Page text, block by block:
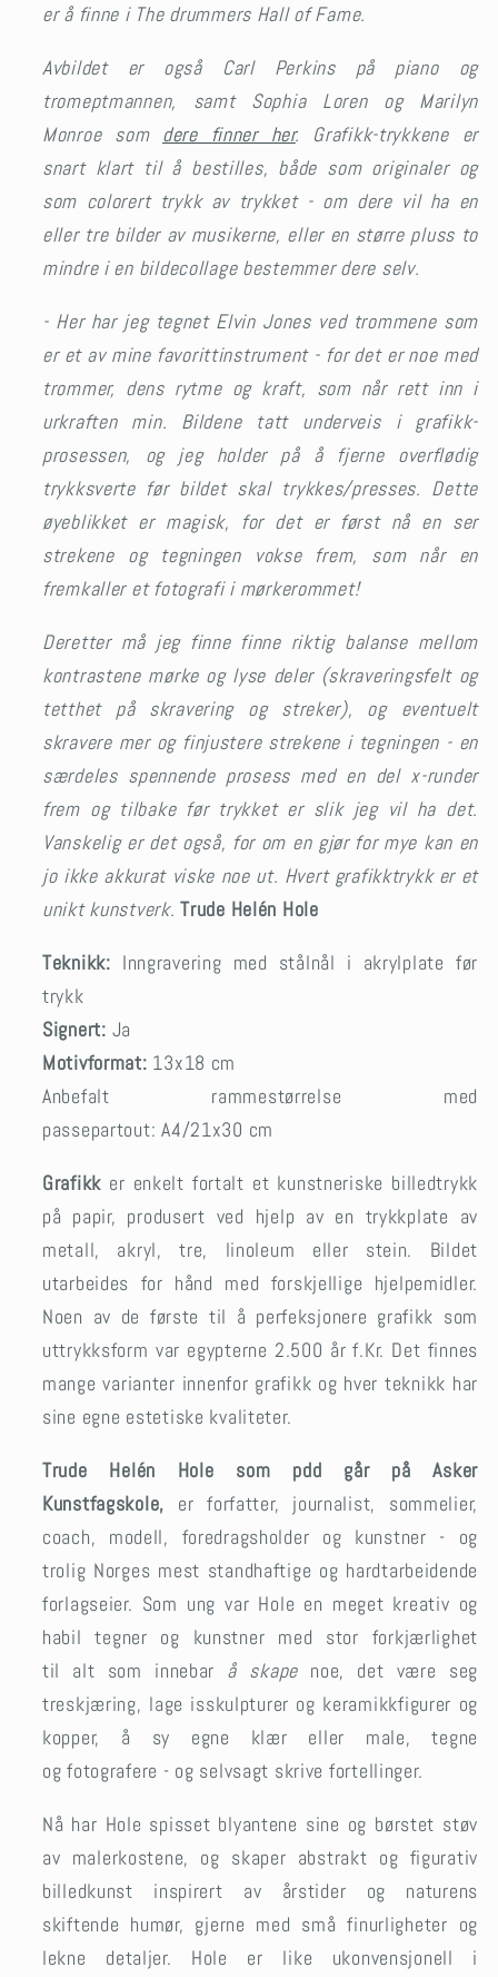
er å finne i The drummers Hall of Fame.
Avbildet er også Carl Perkins på piano og
tromeptmannen, samt Sophia Loren og Marilyn
Monroe som dere finner her. Grafikk-trykkeneer
snart klart til å bestilles, både som originaler og
som colorert trykk av trykket - om dere vil ha en
eller tre bilder av musikerne, eller en større pluss to
mindre i en bildecollage bestemmer dere selv.
- Her har jeg tegnet Elvin Jones ved trommene som
er et av mine favorittinstrument - for det er noe med
trommer, dens rytme og kraft, som når rett inn i
urkraften min. Bildene tatt underveis i grafikk-
prosessen, og jeg holder på å fjerne overflødig
trykksverte før bildet skal trykkes/presses. Dette
øyeblikket er magisk, for det er først nå en ser
strekene og tegningen vokse frem, som når en
fremkaller et fotografi i mørkerommet!
Deretter må jeg finne finne riktig balanse mellom
kontrastene mørke og lyse deler (skraveringsfelt og
tetthet på skravering og streker), og eventuelt
skravere mer og finjustere strekene i tegningen - en
særdeles spennende prosess med en del x-runder
frem og tilbake før trykket er slik jeg vil ha det.
Vanskelig er det også, for om en gjør for mye kan en
jo ikke akkurat viske noe ut. Hvert grafikktrykk er et
unikt kunstverk. Trude Helén Hole
Teknikk: Inngravering med stålnål i akrylplate før
trykk
Signert: Ja
Motivformat: 13x18 cm
Anbefalt rammestørrelse med
passepartout: A4/21x30 cm
Grafikk er enkelt fortalt et kunstneriske billedtrykk
på papir, produsert ved hjelp av en trykkplate av
metall, akryl, tre, linoleum eller stein. Bildet
utarbeides for hånd med forskjellige hjelpemidler.
Noen av de første til å perfeksjonere grafikk som
uttrykksform var egypterne 2.500 år f.Kr. Det finnes
mange varianter innenfor grafikk og hver teknikk har
sine egne estetiske kvaliteter.
Trude Helén Hole som pdd går på Asker
Kunstfagskole, er forfatter, journalist, sommelier,
coach, modell, foredragsholder og kunstner - og
trolig Norges mest standhaftige og hardtarbeidende
forlagseier. Som ung var Hole en meget kreativ og
habil tegner og kunstner med stor forkjærlighet
til alt som innebar å skape noe, det være seg
treskjæring, lage isskulpturer og keramikkfigurer og
kopper, å sy egne klær eller male, tegne
og fotografere - og selvsagt skrive fortellinger.
Nå har Hole spisset blyantene sine og børstet støv
av malerkostene, og skaper abstrakt og figurativ
billedkunst inspirert av årstider og naturens
skiftende humør, gjerne med små finurligheter og
lekne detaljer. Hole er like ukonvensjonell i